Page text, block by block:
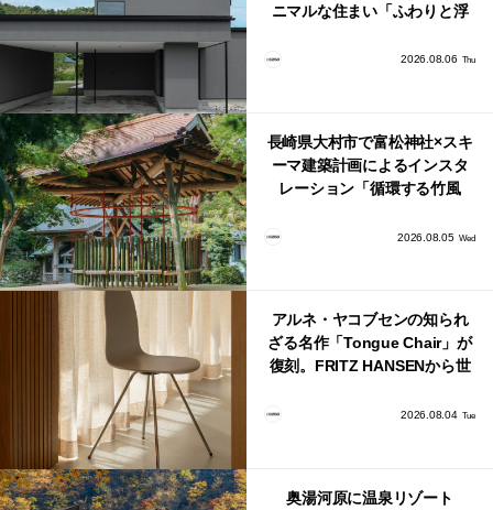
ニマルな住まい「ふわりと浮
2026.08.06 Thu
長崎県大村市で富松神社×スキ
ーマ建築計画によるインスタ
レーション「循環する竹風
2026.08.05 Wed
アルネ・ヤコブセンの知られ
ざる名作「Tongue Chair」が
復刻。FRITZ HANSENから世
2026.08.04 Tue
奥湯河原に温泉リゾート